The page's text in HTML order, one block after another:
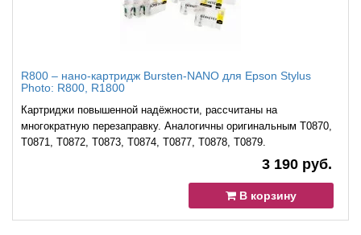
R800 – нано-картридж Bursten-NANO для Epson Stylus
Photo: R800, R1800
Картриджи повышенной надёжности, рассчитаны на
многократную перезаправку. Аналогичны оригинальным T0870,
T0871, T0872, T0873, T0874, T0877, T0878, T0879.
3 190 руб.
В корзину